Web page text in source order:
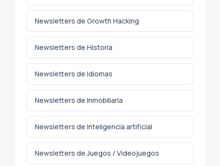
Newsletters de Growth Hacking
Newsletters de Historia
Newsletters de Idiomas
Newsletters de Inmobiliaria
Newsletters de Inteligencia artificial
Newsletters de Juegos / Videojuegos